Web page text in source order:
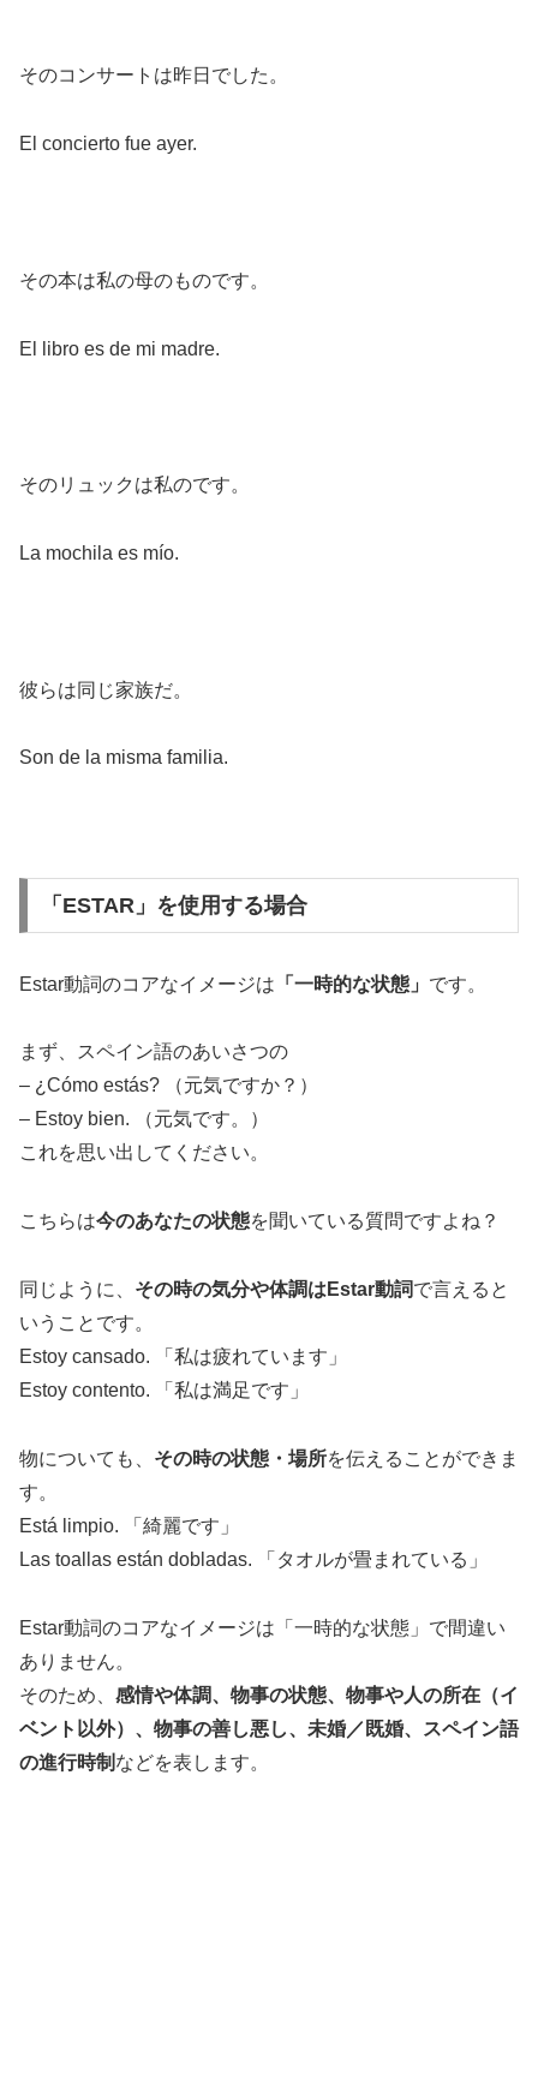
そのコンサートは昨日でした。
El concierto fue ayer.
その本は私の母のものです。
El libro es de mi madre.
そのリュックは私のです。
La mochila es mío.
彼らは同じ家族だ。
Son de la misma familia.
「ESTAR」を使用する場合
Estar動詞のコアなイメージは 「一時的な状態」 です。
まず、スペイン語のあいさつの
– ¿Cómo estás? （元気ですか？）
– Estoy bien. （元気です。）
これを思い出してください。
こちらは今のあなたの状態を聞いている質問ですよね？
同じように、 その時の気分や体調はEstar動詞で言えると
いうことです。
Estoy cansado. 「私は疲れています」
Estoy contento. 「私は満足です」
物についても、 その時の状態・場所を伝えることができま
す。
Está limpio. 「綺麗です」
Las toallas están dobladas. 「タオルが畳まれている」
Estar動詞のコアなイメージは「一時的な状態」で間違い
ありません。
そのため、 感情や体調、物事の状態、物事や人の所在（イ
ベント以外）、物事の善し悪し、未婚／既婚、スペイン語
の進行時制 などを表します。